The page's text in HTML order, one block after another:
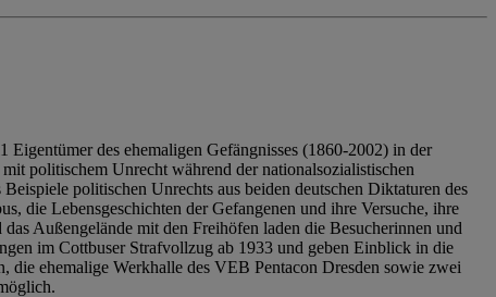
des ehemaligen Gefängnisses (1860-2002) in der
politischem Unrecht während der nationalsozialistischen
politischen Unrechts aus beiden deutschen Diktaturen des
die Lebensgeschichten der Gefangenen und ihre Versuche, ihre
Außengelände mit den Freihöfen laden die Besucherinnen und
im Cottbuser Strafvollzug ab 1933 und geben Einblick in die
die ehemalige Werkhalle des VEB Pentacon Dresden sowie zwei